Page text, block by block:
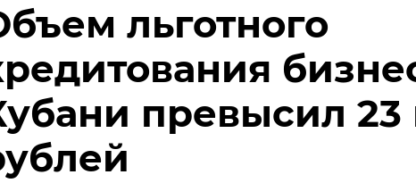
льготного
превысил